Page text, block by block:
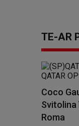
TE-AR
Coco
Svitolina
Roma